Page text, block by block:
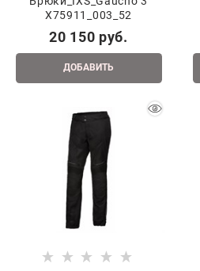
X75911_003_52
20 150 руб.
ДОБАВИТЬ